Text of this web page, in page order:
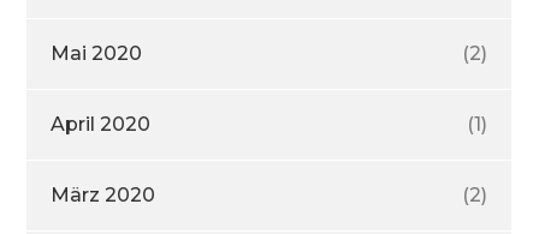
Mai 2020 (2)
April 2020 (1)
März 2020 (2)